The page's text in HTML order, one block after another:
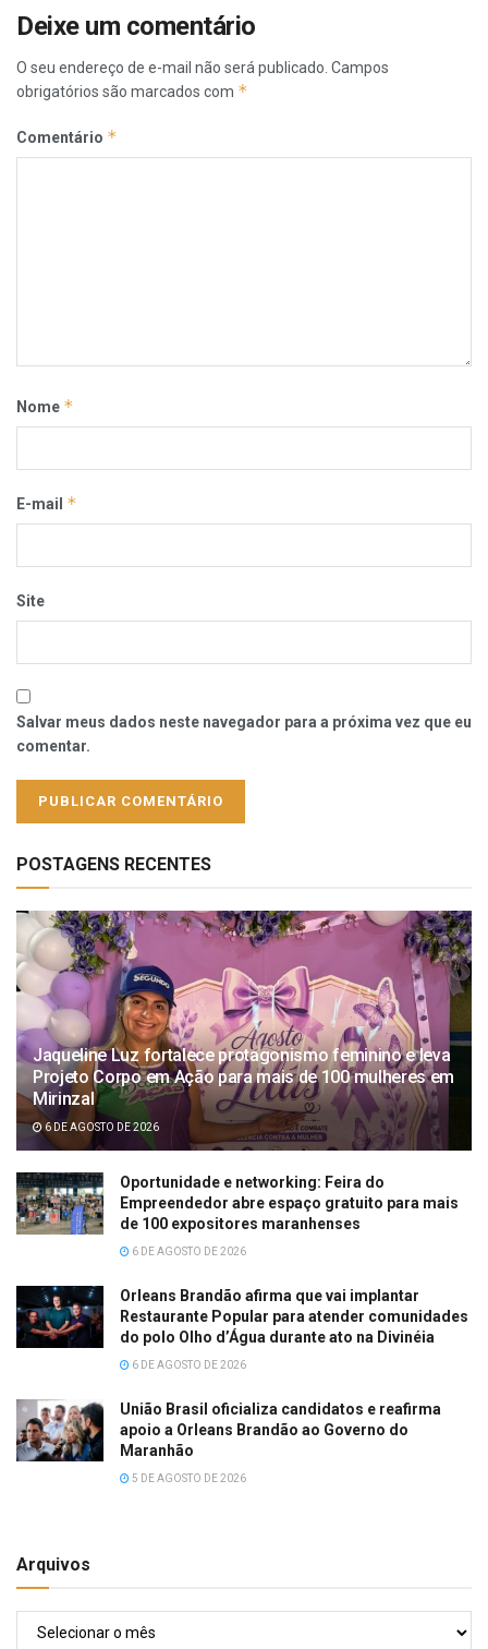
Deixe um comentário
O seu endereço de e-mail não será publicado. Campos
obrigatórios são marcados com *
Comentário *
Nome *
E-mail *
Site
Salvar meus dados neste navegador para a próxima vez que eu
comentar.
POSTAGENS RECENTES
Jaqueline Luz fortalece protagonismo feminino e leva
Projeto Corpo em Ação para mais de 100 mulheres em
Mirinzal
6 DE AGOSTO DE 2026
Oportunidade e networking: Feira do
Empreendedor abre espaço gratuito para mais
de 100 expositores maranhenses
6 DE AGOSTO DE 2026
Orleans Brandão afirma que vai implantar
Restaurante Popular para atender comunidades
do polo Olho d’Água durante ato na Divinéia
6 DE AGOSTO DE 2026
União Brasil oficializa candidatos e reafirma
apoio a Orleans Brandão ao Governo do
Maranhão
5 DE AGOSTO DE 2026
Arquivos